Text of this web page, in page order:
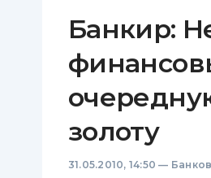
Банкир:
золоту
31.05.2010, 14:50 —